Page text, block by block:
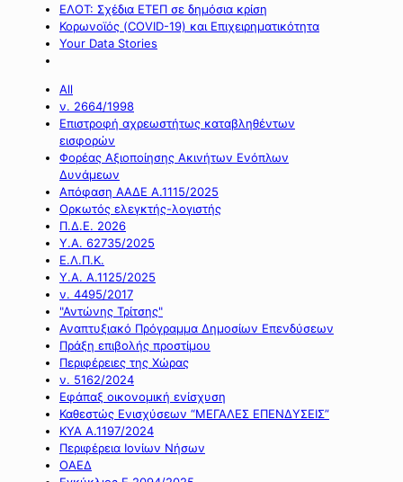
ΕΛΟΤ: Σχέδια ΕΤΕΠ σε δημόσια κρίση
Κορωνοϊός (COVID-19) και Επιχειρηματικότητα
Your Data Stories
All
ν. 2664/1998
Επιστροφή αχρεωστήτως καταβληθέντων
εισφορών
Φορέας Αξιοποίησης Ακινήτων Ενόπλων
Δυνάμεων
Απόφαση ΑΑΔΕ Α.1115/2025
Ορκωτός ελεγκτής-λογιστής
Π.Δ.Ε. 2026
Υ.Α. 62735/2025
Ε.Λ.Π.Κ.
Υ.Α. Α.1125/2025
ν. 4495/2017
"Αντώνης Τρίτσης"
Αναπτυξιακό Πρόγραμμα Δημοσίων Επενδύσεων
Πράξη επιβολής προστίμου
Περιφέρειες της Χώρας
ν. 5162/2024
Εφάπαξ οικονομική ενίσχυση
Καθεστώς Ενισχύσεων “ΜΕΓΑΛΕΣ ΕΠΕΝΔΥΣΕΙΣ”
ΚΥΑ Α.1197/2024
Περιφέρεια Ιονίων Νήσων
ΟΑΕΔ